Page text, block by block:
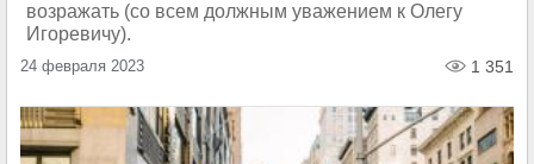
возражать (со всем должным уважением к Олегу
Игоревичу).
24 февраля 2023 1 351